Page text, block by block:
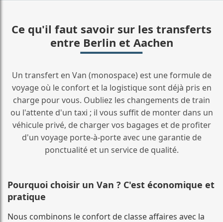
Ce qu'il faut savoir sur les transferts
entre Berlin et Aachen
Un transfert en Van (monospace) est une formule de
voyage où le confort et la logistique sont déjà pris en
charge pour vous. Oubliez les changements de train
ou l'attente d'un taxi ; il vous suffit de monter dans un
véhicule privé, de charger vos bagages et de profiter
d'un voyage porte-à-porte avec une garantie de
ponctualité et un service de qualité.
Pourquoi choisir un Van ? C'est économique et
pratique
Nous combinons le confort de classe affaires avec la